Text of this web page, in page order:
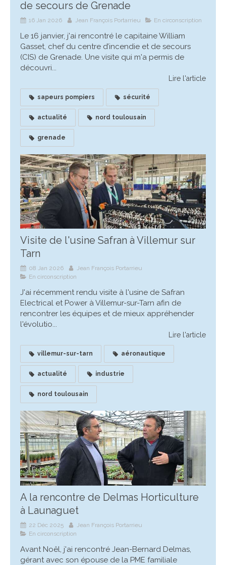
de secours de Grenade
16 Jan 2026 Jean François Portarrieu En circonscription
Le 16 janvier, j'ai rencontré le capitaine William
Gasset, chef du centre d’incendie et de secours
(CIS) de Grenade. Une visite qui m'a permis de
découvri...
Lire l'article
sapeurs pompiers sécurité
actualité nord toulousain
grenade
Visite de l'usine Safran à Villemur sur
Tarn
08 Jan 2026
Jean François Portarrieu
En circonscription
J'ai récemment rendu visite à l'usine de Safran
Electrical et Power à Villemur-sur-Tarn afin de
rencontrer les équipes et de mieux appréhender
l'évolutio...
Lire l'article
villemur-sur-tarn aéronautique
actualité industrie
nord toulousain
A la rencontre de Delmas Horticulture
à Launaguet
22 Déc 2025
Jean François Portarrieu
En circonscription
Avant Noêl, j'ai rencontré Jean-Bernard Delmas,
gérant avec son épouse de la PME familiale